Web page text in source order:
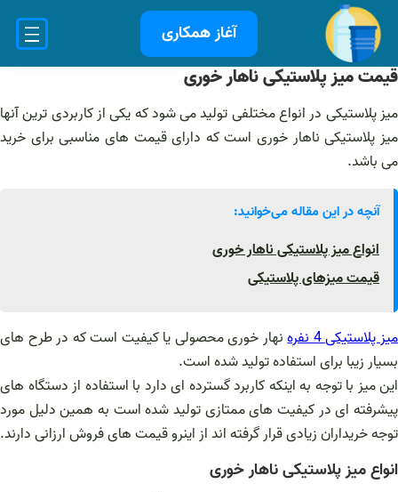
رفتن
محتوا
آغاز همکاری
قیمت میز پلاستیکی ناهار خوری
میز پلاستیکی در انواع مختلفی تولید می شود که یکی از کاربردی ترین آنها
میز پلاستیکی ناهار خوری است که دارای قیمت های مناسبی برای خرید
می باشد.
آنچه در این مقاله می‌خوانید:
انواع میز پلاستیکی ناهار خوری
قیمت میزهای پلاستیکی
میز پلاستیکی 4 نفره
نهار خوری محصولی یا کیفیت است که در طرح های
بسیار زیبا برای استفاده تولید شده است.
این میز با توجه به اینکه کاربرد گسترده ای دارد با استفاده از دستگاه های
پیشرفته ای در کیفیت های ممتازی تولید شده است به همین دلیل مورد
توجه خریداران زیادی قرار گرفته اند از اینرو قیمت های فروش ارزانی دارند.
انواع میز پلاستیکی ناهار خوری